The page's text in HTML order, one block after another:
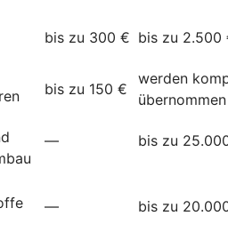
bis zu 300 € bis zu 2.500
bis zu 150 €
werden
übernommen
— bis zu
— bis zu